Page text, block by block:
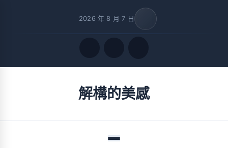
2026 年 8 月 7 日
解構的美感
Menu